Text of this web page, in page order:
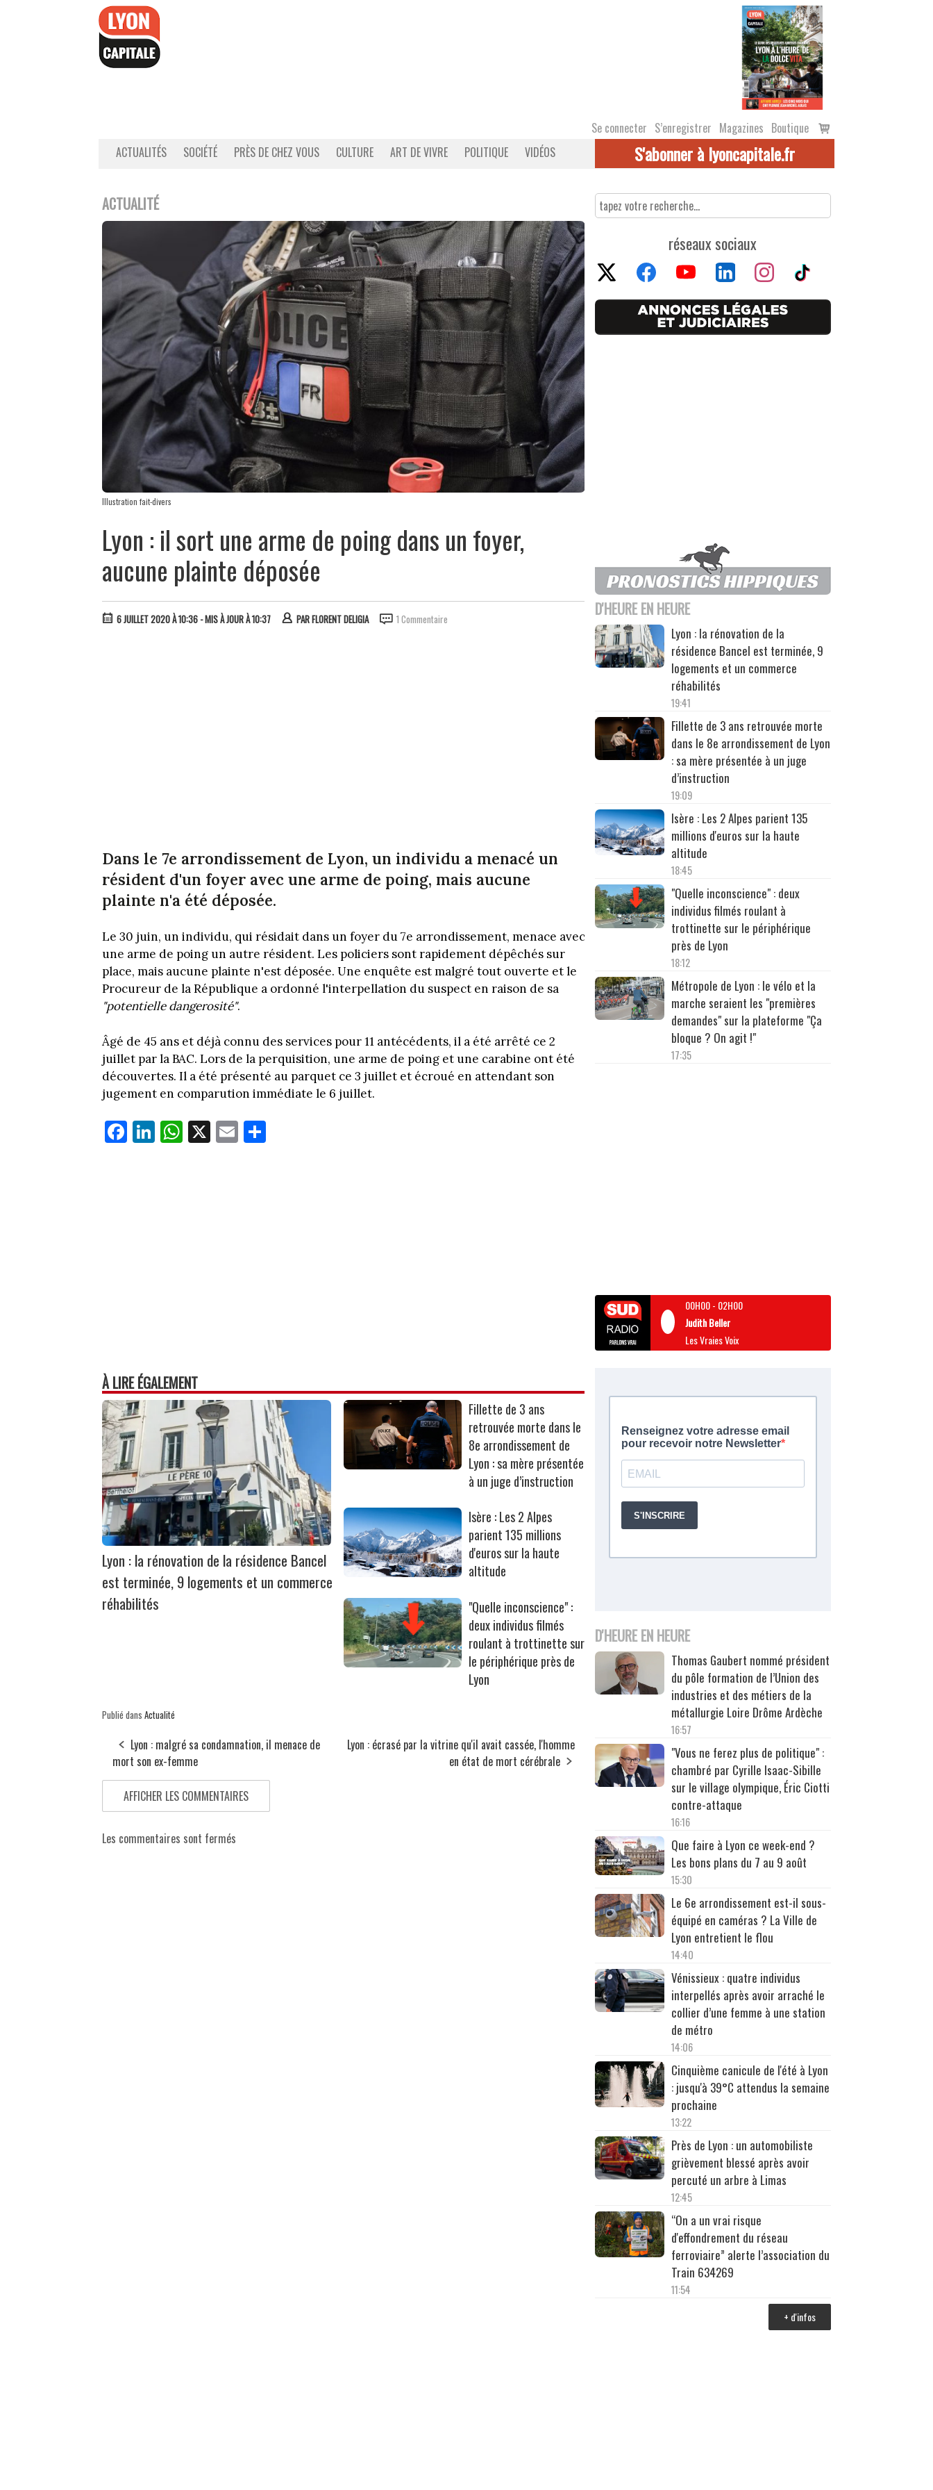
Se connecter S’enregistrer Magazines Boutique
Voir
le
ACTUALITÉS SOCIÉTÉ PRÈS DE CHEZ VOUS CULTURE ART DE VIVRE POLITIQUE VIDÉOS S'abonner à lyoncapitale.fr
ACTUALITÉ
Illustration fait-divers
Lyon : il sort une arme de poing dans un foyer,
aucune plainte déposée
6 JUILLET 2020 À 10:36 - MIS À JOUR À 10:37 PARFLORENT DELIGIA 1 Commentaire
Dans le 7e arrondissement de Lyon, un individu a menacé un
résident d'un foyer avec une arme de poing, mais aucune
plainte n'a été déposée.
Le 30 juin, un individu, qui résidait dans un foyer du 7e arrondissement, menace avec
une arme de poing un autre résident. Les policiers sont rapidement dépêchés sur
place, mais aucune plainte n'est déposée. Une enquête est malgré tout ouverte et le
Procureur de la République a ordonné l'interpellation du suspect en raison de sa
"potentielle dangerosité".
Âgé de 45 ans et déjà connu des services pour 11 antécédents, il a été arrêté ce 2
juillet par la BAC. Lors de la perquisition, une arme de poing et une carabine ont été
découvertes. Il a été présenté au parquet ce 3 juillet et écroué en attendant son
jugement en comparution immédiate le 6 juillet.
Fa
ce
Li
nk
W
ha
X E
m
À LIRE ÉGALEMENT
Lyon : la rénovation de la résidence Bancel
est terminée, 9 logements et un commerce
réhabilités
Fillette de 3 ans
retrouvée morte dans le
8e arrondissement de
Lyon : sa mère présentée
à un juge d’instruction
Isère : Les 2 Alpes
parient 135 millions
d'euros sur la haute
altitude
"Quelle inconscience" :
deux individus filmés
roulant à trottinette sur
le périphérique près de
Lyon
Publié dans Actualité
Lyon : malgré sa condamnation, il menace de
mort son ex-femme
Lyon : écrasé par la vitrine qu'il avait cassée, l'homme
en état de mort cérébrale
AFFICHER LES COMMENTAIRES
Les commentaires sont fermés
réseaux sociaux
D'HEURE EN HEURE
Lyon : la rénovation de la
résidence Bancel est terminée, 9
logements et un commerce
réhabilités
19:41
Fillette de 3 ans retrouvée morte
dans le 8e arrondissement de Lyon
: sa mère présentée à un juge
d’instruction
19:09
Isère : Les 2 Alpes parient 135
millions d'euros sur la haute
altitude
18:45
"Quelle inconscience" : deux
individus filmés roulant à
trottinette sur le périphérique
près de Lyon
18:12
Métropole de Lyon : le vélo et la
marche seraient les "premières
demandes" sur la plateforme "Ça
bloque ? On agit !"
17:35
00H00- 02H00
Judith Beller
Les Vraies Voix
D'HEURE EN HEURE
Thomas Gaubert nommé président
du pôle formation de l’Union des
industries et des métiers de la
métallurgie Loire Drôme Ardèche
16:57
"Vous ne ferez plus de politique" :
chambré par Cyrille Isaac-Sibille
sur le village olympique, Éric Ciotti
contre-attaque
16:16
Que faire à Lyon ce week-end ?
Les bons plans du 7 au 9 août
15:30
Le 6e arrondissement est-il sous-
équipé en caméras ? La Ville de
Lyon entretient le flou
14:40
Vénissieux : quatre individus
interpellés après avoir arraché le
collier d’une femme à une station
de métro
14:06
Cinquième canicule de l'été à Lyon
: jusqu'à 39°C attendus la semaine
prochaine
13:22
Près de Lyon : un automobiliste
grièvement blessé après avoir
percuté un arbre à Limas
12:45
“On a un vrai risque
d'effondrement du réseau
ferroviaire” alerte l’association du
Train 634269
11:54
+ d'infos